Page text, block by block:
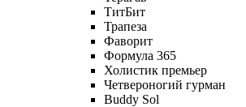
ТитБит
Трапеза
Фаворит
Формула 365
Холистик премьер
Четвероногий гурман
Buddy Sol